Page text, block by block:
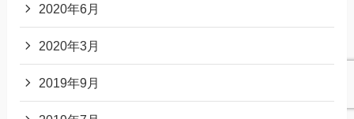
2020年6月
2020年3月
2019年9月